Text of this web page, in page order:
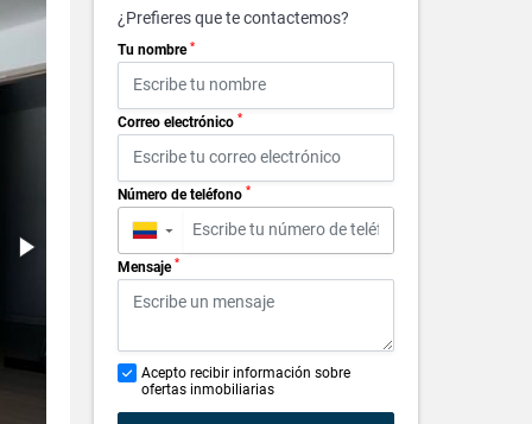
¿Prefieres que te contactemos?
Tu nombre *
Correo electrónico *
Número de teléfono *
▼
Mensaje *
Acepto recibir información sobre
ofertas inmobiliarias